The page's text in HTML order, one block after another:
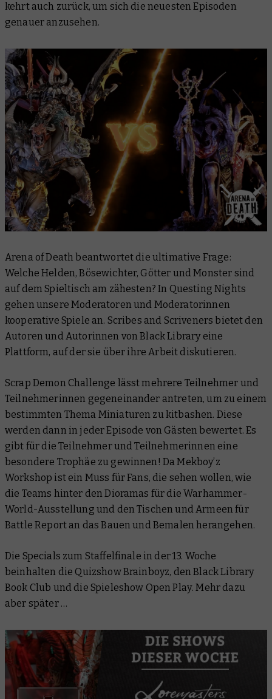
kehrt auch zurück, um sich die neuesten Episoden
genauer anzusehen.
Arena of Deathbeantwortet die ultimative Frage:
Welche Helden, Bösewichter, Götter und Monster sind
auf dem Spieltisch am zähesten? In Questing Nights
gehen unsere Moderatoren und Moderatorinnen
kooperative Spiele an. Scribes and Scriveners bietet den
Autoren und Autorinnen von Black Library eine
Plattform, auf der sie über ihre Arbeit diskutieren.
Scrap Demon Challenge lässt mehrere Teilnehmer und
Teilnehmerinnen gegeneinander antreten, um zu einem
bestimmten Thema Miniaturen zu kitbashen. Diese
werden dann in jeder Episode von Gästen bewertet. Es
gibt für die Teilnehmer und Teilnehmerinnen eine
besondere Trophäe zu gewinnen! Da Mekboy’z
Workshop ist ein Muss für Fans, die sehen wollen, wie
die Teams hinter den Dioramas für die Warhammer-
World-Ausstellung und den Tischen und Armeen für
Battle Report an das Bauen und Bemalen herangehen.
Die Specials zum Staffelfinale in der 13. Woche
beinhalten die QuizshowBrainboyz, denBlack Library
Book Club und die Spieleshow Open Play. Mehr dazu
aber später …